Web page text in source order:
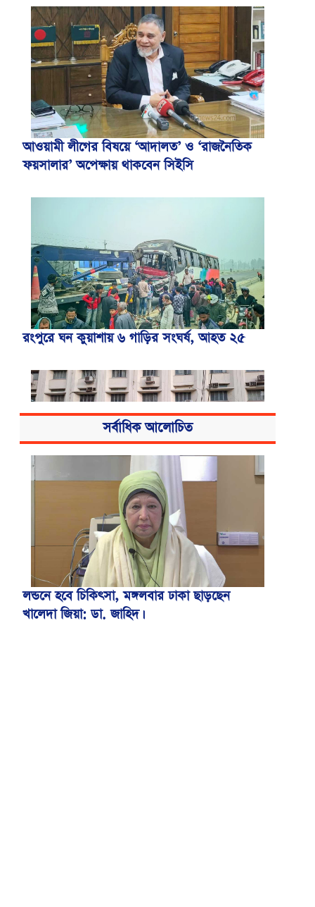
আওয়ামী লীগের বিষয়ে ‘আদালত’ ও ‘রাজনৈতিক
ফয়সালার’ অপেক্ষায় থাকবেন সিইসি
রংপুরে ঘন কুয়াশায় ৬ গাড়ির সংঘর্ষ, আহত ২৫
বিএসএমএমইউয়ের নতুন নাম বাংলাদেশ
মেডিকেল বিশ্ববিদ্যালয়
সর্বাধিক আলোচিত
লন্ডনে হবে চিকিৎসা, মঙ্গলবার ঢাকা ছাড়ছেন
খালেদা জিয়া: ডা. জাহিদ।